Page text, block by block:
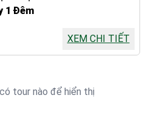
1 Đêm
XEM CHI TIẾT
tour nào để hiển thị